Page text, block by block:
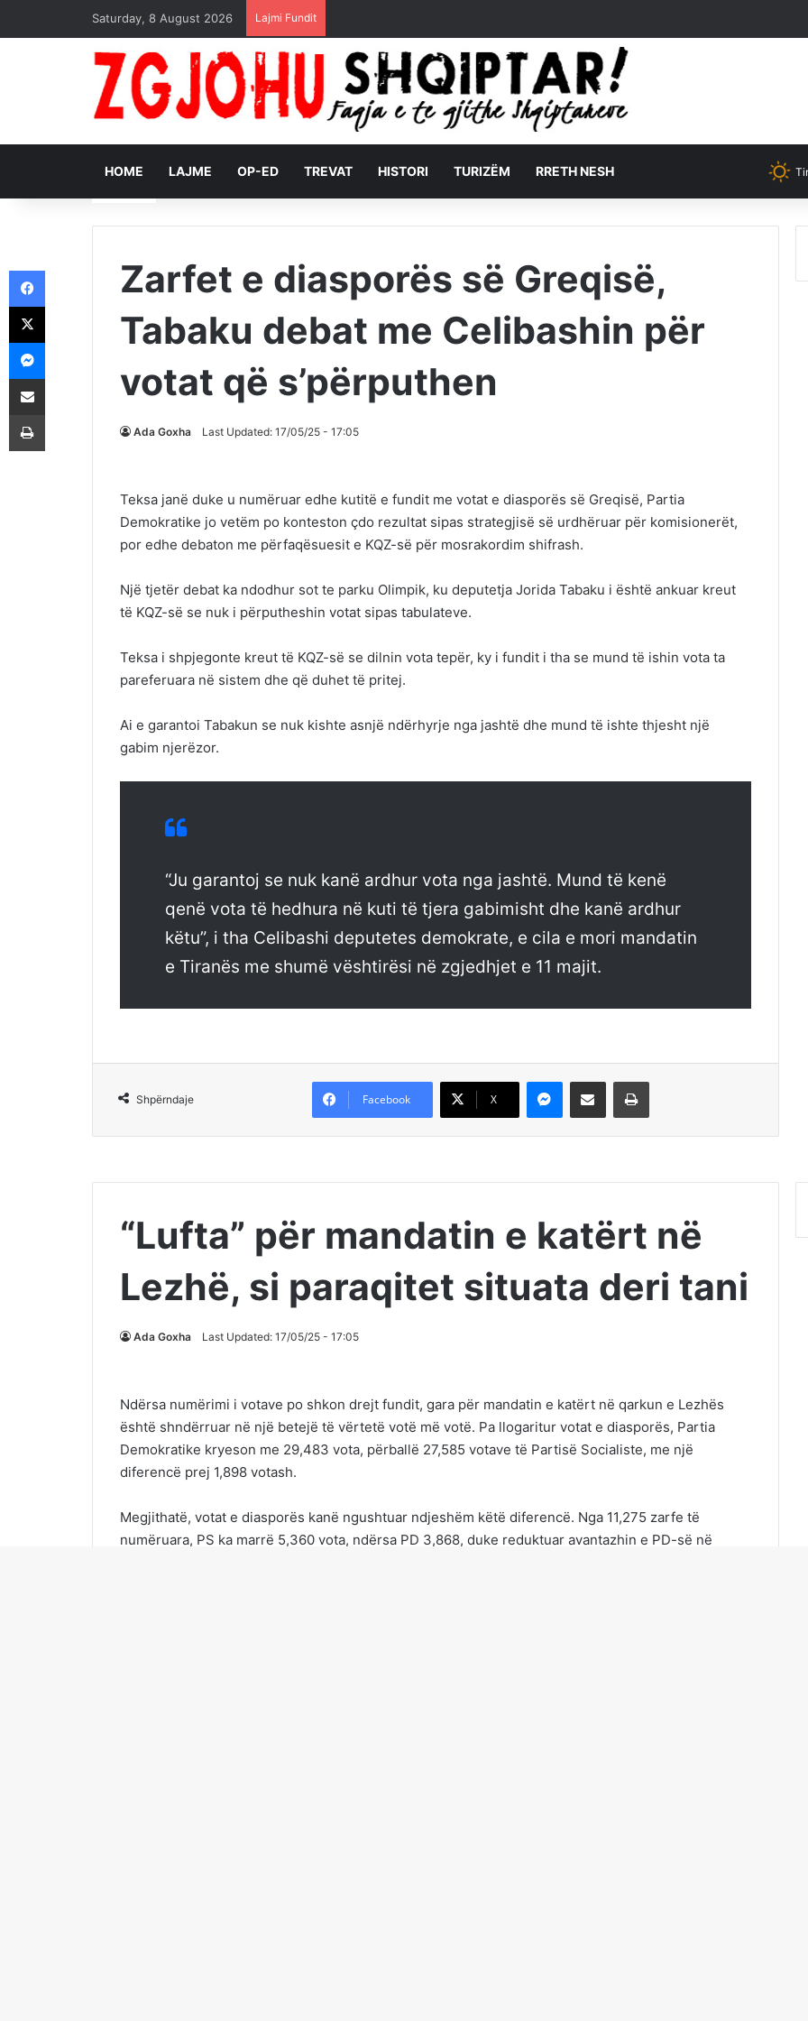
Saturday, 8 August 2026 Lajmi Fundit
HOME LAJME OP-ED TREVAT HISTORI TURIZËM RRETH NESH
Zarfet e diasporës së Greqisë,
Tabaku debat me Celibashin për
votat që s’përputhen
Ada Goxha Last Updated: 17/05/25 - 17:05
Teksa janë duke u numëruar edhe kutitë e fundit me votat e diasporës së Greqisë, Partia
Demokratike jo vetëm po konteston çdo rezultat sipas strategjisë së urdhëruar për komisionerët,
por edhe debaton me përfaqësuesit e KQZ-së për mosrakordim shifrash.
Një tjetër debat ka ndodhur sot te parku Olimpik, ku deputetja Jorida Tabaku i është ankuar kreut
të KQZ-së se nuk i përputheshin votat sipas tabulateve.
Teksa i shpjegonte kreut të KQZ-së se dilnin vota tepër, ky i fundit i tha se mund të ishin vota ta
pareferuara në sistem dhe që duhet të pritej.
Ai e garantoi Tabakun se nuk kishte asnjë ndërhyrje nga jashtë dhe mund të ishte thjesht një
gabim njerëzor.
“Ju garantoj se nuk kanë ardhur vota nga jashtë. Mund të kenë
qenë vota të hedhura në kuti të tjera gabimisht dhe kanë ardhur
këtu”, i tha Celibashi deputetes demokrate, e cila e mori mandatin
e Tiranës me shumë vështirësi në zgjedhjet e 11 majit.
Shpërndaje Facebook X
Messenger Shpërndajeni me anë të postës elektronike Printoje